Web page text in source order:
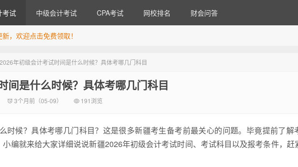
考试 中级会计考试 CPA考试 网校排名 财会问答
，欢迎点击免费领取！
年初级会计考试时间是什么时候？具体考哪几门科目
间是什么时候？具体考哪几门科目
3个月前（05-09） 191浏览
时候？具体考哪几门科目？这是很多新疆考生备考前最关心的问题。毕竟提前了解
编就来给大家详细说说新疆2026年初级会计考试时间、考试科目以及报考条件，赶